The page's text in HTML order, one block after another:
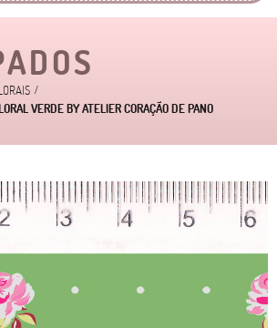
VERDE BY ATELIER CORAÇÃO DE PANO